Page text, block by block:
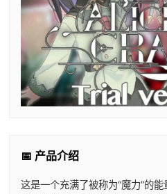
📅 产品介绍
这是一个充满了被称为“魔力”的